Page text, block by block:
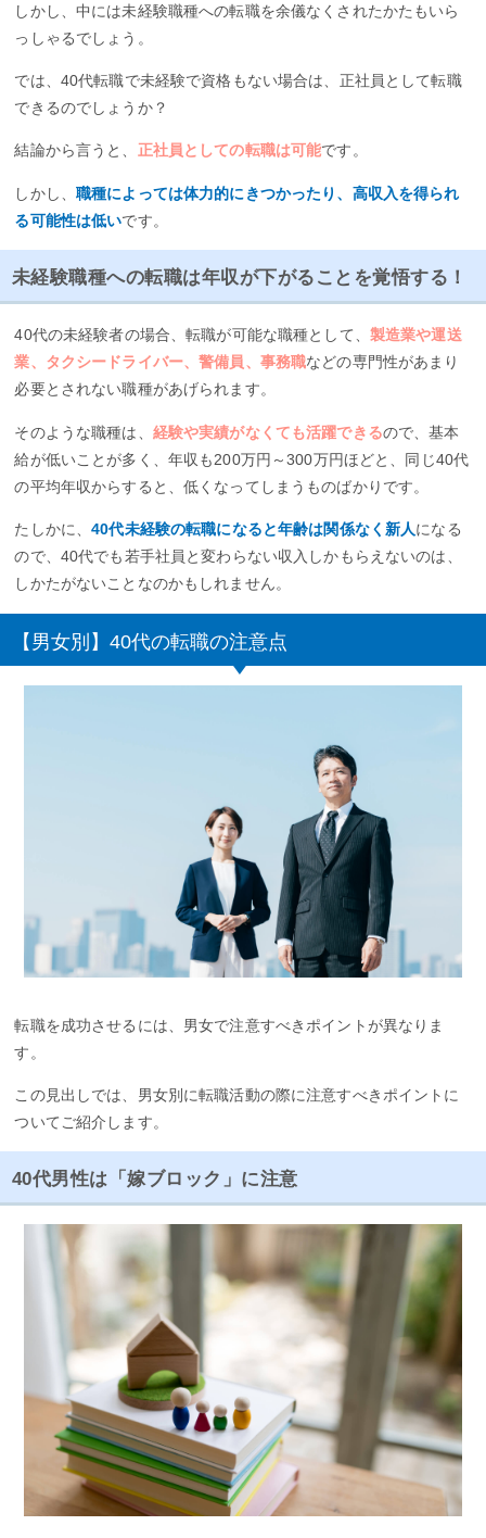
しかし、中には未経験職種への転職を余儀なくされたかたもいら
っしゃるでしょう。
では、40代転職で未経験で資格もない場合は、正社員として転職
できるのでしょうか？
結論から言うと、 正社員としての転職は可能です。
しかし、職種によっては体力的にきつかったり、高収入を得られ
る可能性は低いです。
未経験職種への転職は年収が下がることを覚悟する！
40代の未経験者の場合、転職が可能な職種として、 製造業や運送
業、タクシードライバー、警備員、事務職などの専門性があまり
必要とされない職種があげられます。
そのような職種は、 経験や実績がなくても活躍できるので、基本
給が低いことが多く、年収も200万円～300万円ほどと、同じ40代
の平均年収からすると、低くなってしまうものばかりです。
たしかに、40代未経験の転職になると年齢は関係なく新人になる
ので、40代でも若手社員と変わらない収入しかもらえないのは、
しかたがないことなのかもしれません。
【男女別】40代の転職の注意点
転職を成功させるには、男女で注意すべきポイントが異なりま
す。
この見出しでは、男女別に転職活動の際に注意すべきポイントに
ついてご紹介します。
40代男性は「嫁ブロック」に注意